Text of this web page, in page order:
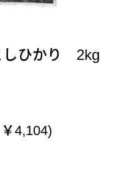
ひかり 2kg
4,104)